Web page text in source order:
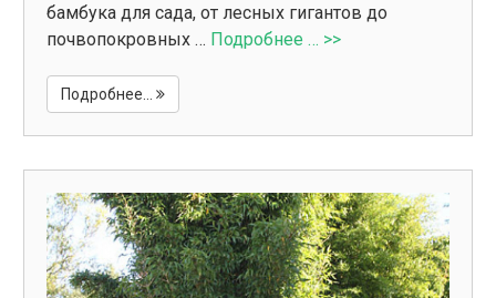
бамбука для сада, от лесных гигантов до
почвопокровных … Подробнее … >>
Подробнее...